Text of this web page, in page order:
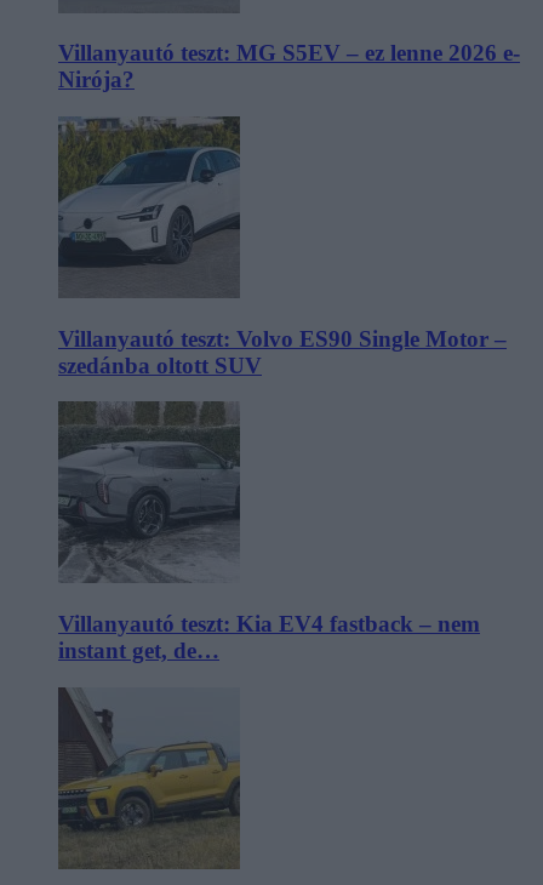
Villanyautó teszt: MG S5EV – ez lenne 2026 e-
Nirója?
Villanyautó teszt: Volvo ES90 Single Motor –
szedánba oltott SUV
Villanyautó teszt: Kia EV4 fastback – nem
instant get, de…